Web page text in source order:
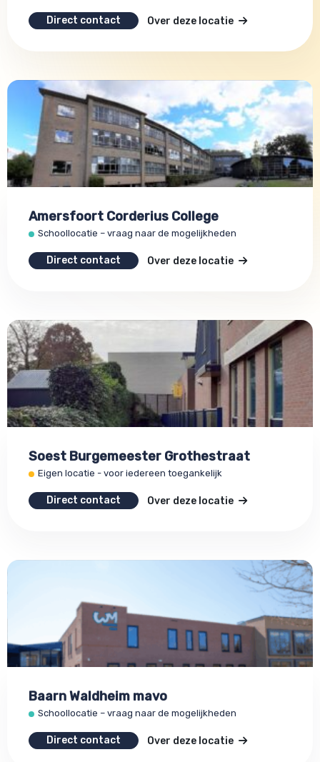
Direct contact Over deze locatie
Amersfoort Corderius College
Schoollocatie – vraag naar de mogelijkheden
Direct contact Over deze locatie
Soest Burgemeester Grothestraat
Eigen locatie - voor iedereen toegankelijk
Direct contact Over deze locatie
Baarn Waldheim mavo
Schoollocatie – vraag naar de mogelijkheden
Direct contact Over deze locatie